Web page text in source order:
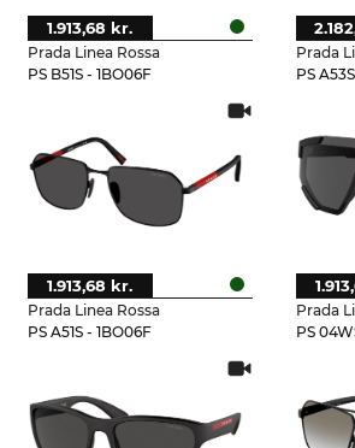
Prada Linea Rossa
PS B51S - 1BO06F
1.913,68 kr.
Prada
PS
Prada Linea Rossa
PS A51S - 1BO06F
1.913,68 kr.
Prada
PS